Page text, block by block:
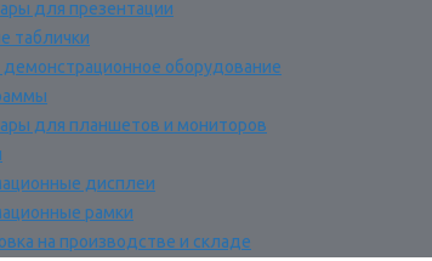
для презентации
таблички
демонстрационное оборудование
для планшетов и мониторов
дисплеи
рамки
на производстве и складе